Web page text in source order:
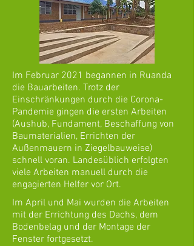
Im Februar 2021 begannen in Ruanda
die Bauarbeiten. Trotz der
Einschränkungen durch die Corona-
Pandemie gingen die ersten Arbeiten
(Aushub, Fundament, Beschaffung von
Baumaterialien, Errichten der
Außenmauern in Ziegelbauweise)
schnell voran. Landesüblich erfolgten
viele Arbeiten manuell durch die
engagierten Helfer vor Ort.​
​Im April und Mai wurden die Arbeiten
mit der Errichtung des Dachs, dem
Bodenbelag und der Montage der
Fenster fortgesetzt.